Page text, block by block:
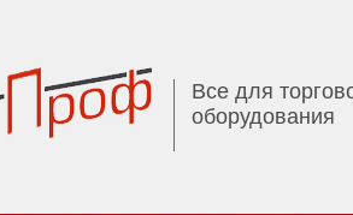
Все для
оборудования